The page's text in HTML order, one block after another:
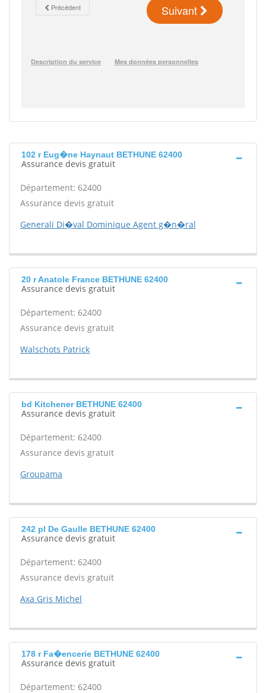
102 r Eug�ne Haynaut BETHUNE 62400
Assurance devis gratuit
Département: 62400
Assurance devis gratuit
Generali Di�val Dominique Agent g�n�ral
20 r Anatole France BETHUNE 62400
Assurance devis gratuit
Département: 62400
Assurance devis gratuit
Walschots Patrick
bd Kitchener BETHUNE 62400
Assurance devis gratuit
Département: 62400
Assurance devis gratuit
Groupama
242 pl De Gaulle BETHUNE 62400
Assurance devis gratuit
Département: 62400
Assurance devis gratuit
Axa Gris Michel
178 r Fa�encerie BETHUNE 62400
Assurance devis gratuit
Département: 62400